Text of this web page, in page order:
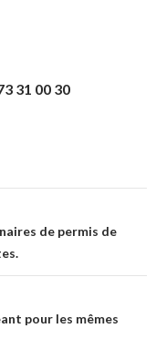
31 00 30
de permis de
pour les mêmes